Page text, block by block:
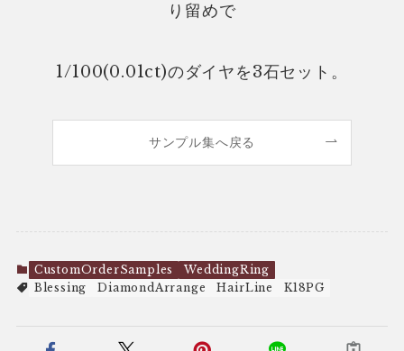
り留めで
1/100(0.01ct)のダイヤを3石セット。
サンプル集へ戻る
CustomOrderSamples
WeddingRing
Blessing
DiamondArrange HairLine K18PG